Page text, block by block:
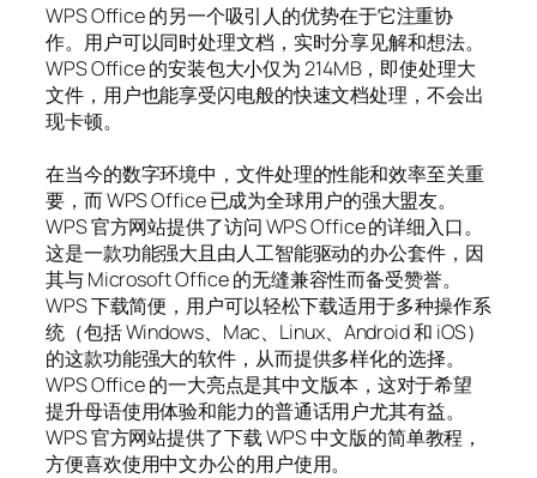
WPS Office 的另一个吸引人的优势在于它注重协
作。用户可以同时处理文档，实时分享见解和想法。
WPS Office 的安装包大小仅为 214MB，即使处理大
文件，用户也能享受闪电般的快速文档处理，不会出
现卡顿。
在当今的数字环境中，文件处理的性能和效率至关重
要，而 WPS Office 已成为全球用户的强大盟友。
WPS 官方网站提供了访问 WPS Office 的详细入口。
这是一款功能强大且由人工智能驱动的办公套件，因
其与 Microsoft Office 的无缝兼容性而备受赞誉。
WPS 下载简便，用户可以轻松下载适用于多种操作系
统（包括 Windows、Mac、Linux、Android 和 iOS）
的这款功能强大的软件，从而提供多样化的选择。
WPS Office 的一大亮点是其中文版本，这对于希望
提升母语使用体验和能力的普通话用户尤其有益。
WPS 官方网站提供了下载 WPS 中文版的简单教程，
方便喜欢使用中文办公的用户使用。